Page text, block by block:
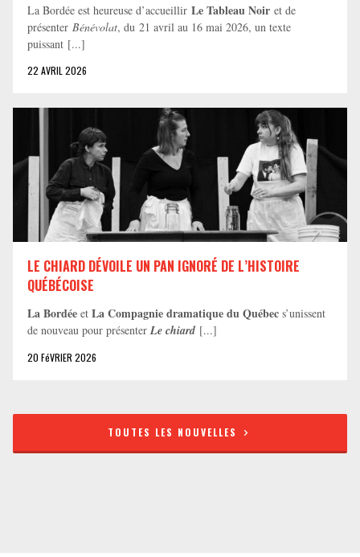
La Bordée est heureuse d’accueillir Le Tableau Noir et de
présenter Bénévolat, du 21 avril au 16 mai 2026, un texte
puissant [...]
22 AVRIL 2026
LE CHIARD DÉVOILE UN PAN IGNORÉ DE L’HISTOIRE
QUÉBÉCOISE
La Bordée et La Compagnie dramatique du Québec s’unissent
de nouveau pour présenter Le chiard [...]
20 FéVRIER 2026
TOUTES LES NOUVELLES